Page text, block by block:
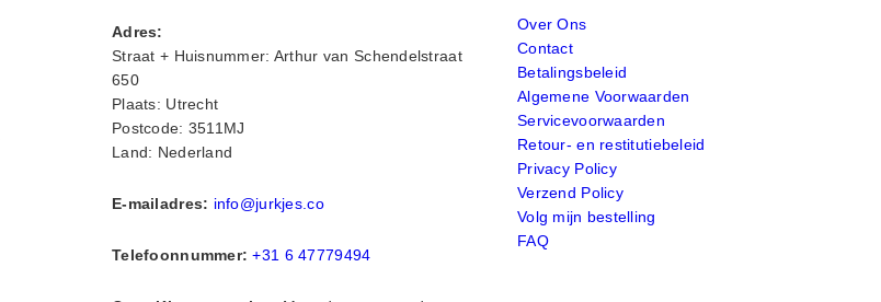
Adres:
Straat + Huisnummer: Arthur van Schendelstraat
650
Plaats: Utrecht
Postcode: 3511MJ
Land: Nederland
E-mailadres: info@jurkjes.co
Telefoonnummer: +31 6 47779494
Over Ons
Contact
Betalingsbeleid
Algemene Voorwaarden
Servicevoorwaarden
Retour- en restitutiebeleid
Privacy Policy
Verzend Policy
Volg mijn bestelling
FAQ